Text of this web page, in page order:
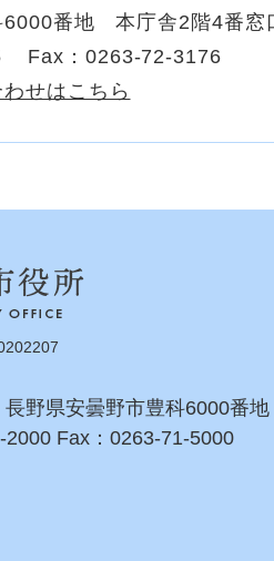
6000番地 本庁舎2階4番窓
Fax：0263-72-3176
せはこちら
野県安曇野市豊科6000番地
2000 Fax：0263-71-5000